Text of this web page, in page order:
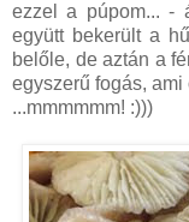
ezzel a púpom... -
együtt bekerült a
belőle, de aztán a
egyszerű fogás,
...mmmmmm! :)))